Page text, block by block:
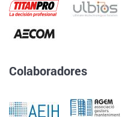
Colaboradores